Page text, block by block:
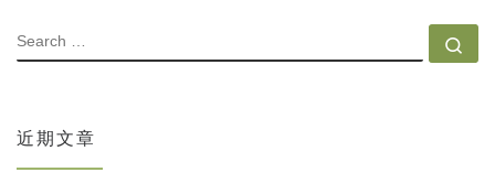
SEARCH
近期文章